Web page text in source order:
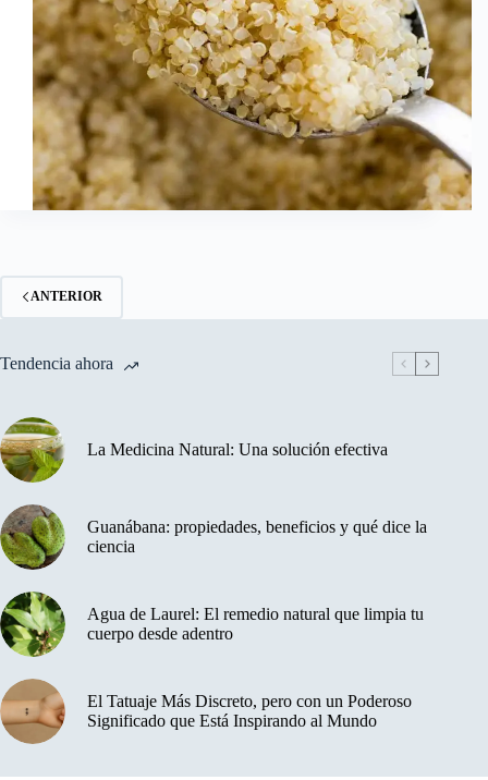
ANTERIOR
Tendencia ahora
La Medicina Natural: Una solución efectiva
Guanábana: propiedades, beneficios y qué dice la
ciencia
Agua de Laurel: El remedio natural que limpia tu
cuerpo desde adentro
El Tatuaje Más Discreto, pero con un Poderoso
Significado que Está Inspirando al Mundo